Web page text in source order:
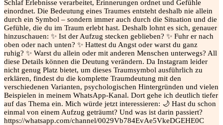
Schlaf Erlebnisse verarbeitet, Erinnerungen ordnet und Gefühle
einordnet. Die Bedeutung eines Traumes entsteht deshalb nie allein
durch ein Symbol – sondern immer auch durch die Situation und die
Gefühle, die du im Traum erlebt hast. Deshalb lohnt es sich, genauer
hinzuschauen: ✨ Ist der Aufzug stecken geblieben? ✨ Fuhr er nach
oben oder nach unten? ✨ Hattest du Angst oder warst du ganz
ruhig? ✨ Warst du allein oder mit anderen Menschen unterwegs? All
diese Details können die Deutung verändern. Da Instagram leider
nicht genug Platz bietet, um dieses Traumsymbol ausführlich zu
erklären, findest du die komplette Traumdeutung mit den
verschiedenen Varianten, psychologischen Hintergründen und vielen
Beispielen in meinem WhatsApp-Kanal. Dort gehe ich deutlich tiefer
auf das Thema ein. Mich würde jetzt interessieren: 🌙 Hast du schon
einmal von einem Aufzug geträumt? Und was ist darin passiert?
https://whatsapp.com/channel/0029Vb784EvAe5VkeDGEHE0C